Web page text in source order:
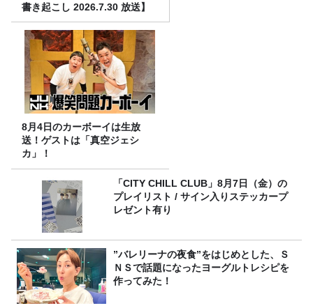
書き起こし 2026.7.30 放送】
8月4日のカーボーイは生放
送！ゲストは「真空ジェシ
カ」！
「CITY CHILL CLUB」8月7日（金）の
プレイリスト / サイン入りステッカープ
レゼント有り
”バレリーナの夜食”をはじめとした、Ｓ
ＮＳで話題になったヨーグルトレシピを
作ってみた！